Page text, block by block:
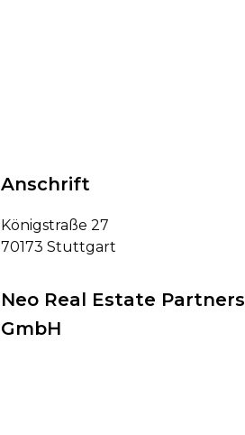
Anschrift
Königstraße 27
70173 Stuttgart
Neo Real Estate Partners
GmbH